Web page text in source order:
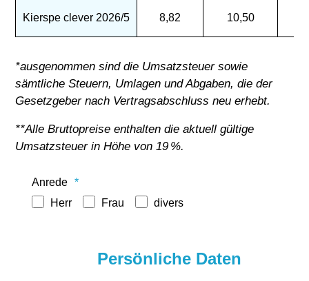
Kierspe clever 2026/5 8,82 10,50
*ausgenommen sind die Umsatzsteuer sowie
sämtliche Steuern, Umlagen und Abgaben, die der
Gesetzgeber nach Vertragsabschluss neu erhebt.
**Alle Bruttopreise enthalten die aktuell gültige
Umsatzsteuer in Höhe von 19 %.
Anrede
Herr
Frau divers
Persönliche Daten